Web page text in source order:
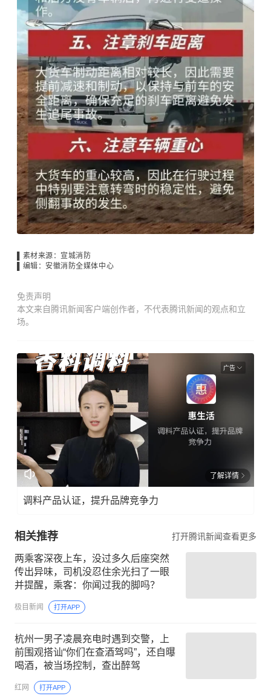
▌素材来源：宣城消防
▌编辑：安徽消防全媒体中心
免责声明
本文来自腾讯新闻客户端创作者，不代表腾讯新闻的观点和立
场。
广告
了解详情
调料产品认证，提升品牌竞争力
相关推荐 打开腾讯新闻查看更多
两乘客深夜上车，没过多久后座突然
传出异味，司机没忍住余光扫了一眼
并提醒，乘客：你闻过我的脚吗？
极目新闻 打开APP
杭州一男子凌晨充电时遇到交警，上
前围观搭讪“你们在查酒驾吗”，还自曝
喝酒，被当场控制，查出醉驾
红网 打开APP